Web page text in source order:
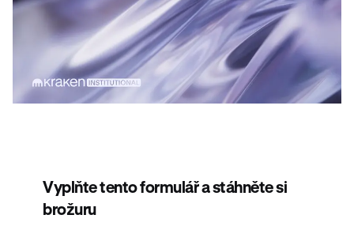
Vyplňte tento formulář a stáhněte si
brožuru